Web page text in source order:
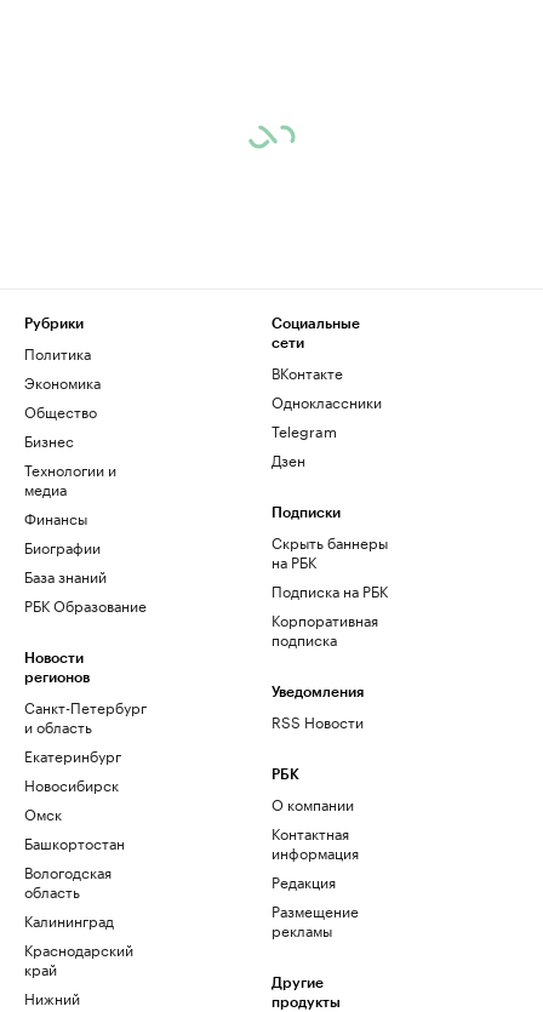
Рубрики
Политика
Экономика
Общество
Бизнес
Технологии и
медиа
Финансы
Биографии
База знаний
РБК Образование
Новости
регионов
Санкт-Петербург
и область
Екатеринбург
Новосибирск
Омск
Башкортостан
Вологодская
область
Калининград
Краснодарский
край
Нижний
Социальные
сети
ВКонтакте
Одноклассники
Telegram
Дзен
Подписки
Скрыть баннеры
на РБК
Подписка на РБК
Корпоративная
подписка
Уведомления
RSS Новости
РБК
О компании
Контактная
информация
Редакция
Размещение
рекламы
Другие
продукты